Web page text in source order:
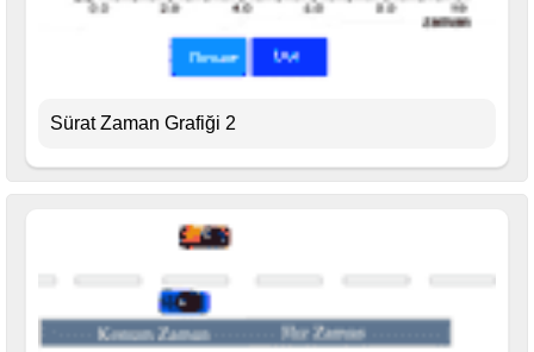
Sürat Zaman Grafiği 2